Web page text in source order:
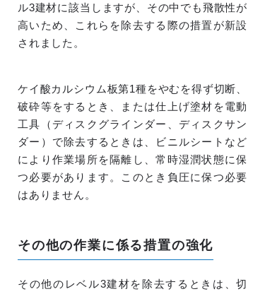
ル3建材に該当しますが、その中でも飛散性が
高いため、これらを除去する際の措置が新設
されました。
ケイ酸カルシウム板第1種をやむを得ず切断、
破砕等をするとき、または仕上げ塗材を電動
工具（ディスクグラインダー、ディスクサン
ダー）で除去するときは、ビニルシートなど
により作業場所を隔離し、常時湿潤状態に保
つ必要があります。このとき負圧に保つ必要
はありません。
その他の作業に係る措置の強化
その他のレベル3建材を除去するときは、切